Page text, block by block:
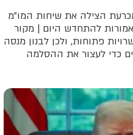
הצילה את שיחות המו"מ
להתחדש היום | מקור
פתוחות, ולכן לבנון מנסה
כדי לעצור את ההסלמה